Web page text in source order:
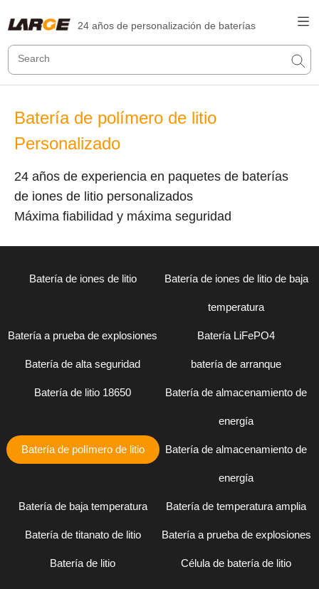
24 años de personalización de baterías
Batería de polímero de litio
Personalizado
24 años de experiencia en paquetes de baterías
de iones de litio personalizados
Máxima fiabilidad y máxima seguridad
Batería de iones de litio Batería de iones de litio de baja
temperatura
Batería a prueba de explosiones Batería LiFePO4
Batería de alta seguridad batería de arranque
Batería de litio 18650 Batería de almacenamiento de
energía
Batería de polímero de litio Batería de almacenamiento de
energía
Batería de baja temperatura Batería de temperatura amplia
Batería de titanato de litio Batería a prueba de explosiones
Batería de litio Célula de batería de litio